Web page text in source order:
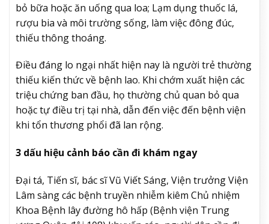
bỏ bữa hoặc ăn uống qua loa; Lạm dụng thuốc lá,
rượu bia và môi trường sống, làm việc đông đúc,
thiếu thông thoáng.
Điều đáng lo ngại nhất hiện nay là người trẻ thường
thiếu kiến thức về bệnh lao. Khi chớm xuất hiện các
triệu chứng ban đầu, họ thường chủ quan bỏ qua
hoặc tự điều trị tại nhà, dẫn đến việc đến bệnh viện
khi tổn thương phổi đã lan rộng.
3 dấu hiệu cảnh báo cần đi khám ngay
Đại tá, Tiến sĩ, bác sĩ Vũ Viết Sáng, Viện trưởng Viện
Lâm sàng các bệnh truyền nhiễm kiêm Chủ nhiệm
Khoa Bệnh lây đường hô hấp (Bệnh viện Trung